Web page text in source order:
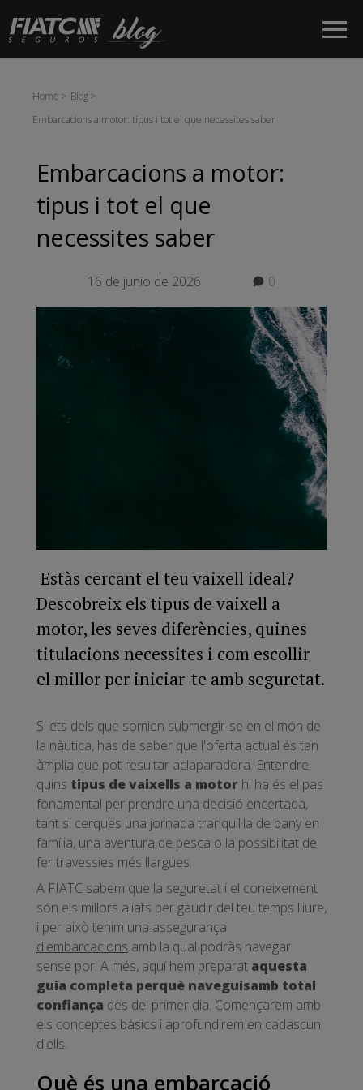
Salta al contingut principal
Home
Blog
Embarcacions a motor: tipus i tot el que necessites saber
Embarcacions a motor:
tipus i tot el que
necessites saber
16 de junio de 2026 0
Estàs cercant el teu vaixell ideal?
Descobreix els tipus de vaixell a
motor, les seves diferències, quines
titulacions necessites i com escollir
el millor per iniciar-te amb seguretat.
Si ets dels que somien submergir-se en el món de
la nàutica, has de saber que l'oferta actual és tan
àmplia que pot resultar aclaparadora. Entendre
quins tipus de vaixells a motor hi ha és el pas
fonamental per prendre una decisió encertada,
tant si cerques una jornada tranquil·la de bany en
família, una aventura de pesca o la possibilitat de
fer travessies més llargues.
A FIATC sabem que la seguretat i el coneixement
són els millors aliats per gaudir del teu temps lliure,
i per això tenim una assegurança
d'embarcacions amb la qual podràs navegar
sense por. A més, aquí hem preparat aquesta
guia completa perquè naveguisamb total
confiança des del primer dia. Començarem amb
els conceptes bàsics i aprofundirem en cadascun
d'ells.
Què és una embarcació